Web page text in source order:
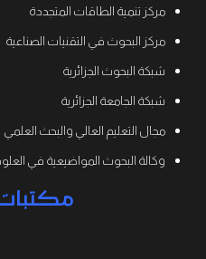
مركز تنمية الطاقات المتجددة
مركز البحوث في التقنيات الصناعية
شبكة البحوث الجزائرية
شبكة الجامعة الجزائرية
مجال التعليم العالي والبحث العلمي
وكالة البحوث المواضيعية في